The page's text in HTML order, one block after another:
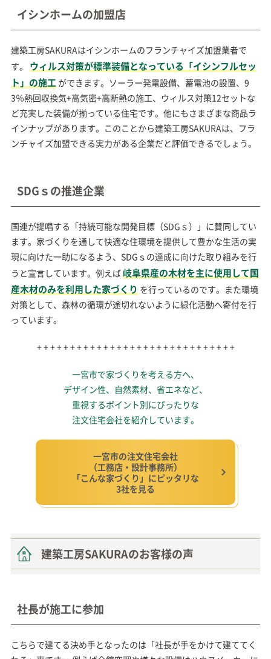
イシンホームの加盟店
建築工房SAKURAはイシンホームのフランチャイズ加盟業者で
す。
ウィルス対策が標準装備となっている「イシンフルセッ
ト」の施工 ができます。ソーラー発電設備、蓄電池の設置、9
3％熱回収換気+高気密+高断熱の施工、ウィルス対策12セットな
ど充実した装備が揃っている住宅です。他にもさまざまな商品ラ
インナップがあります。このことから建築工房SAKURAは、フラ
ンチャイズ加盟できる実力がある企業だと評価できるでしょう。
SDGｓの推進企業
国連が提唱する「持続可能な開発目標（SDGｓ）」に賛同してい
ます。家づくりを通して快適な住環境を提供して豊かな生活の実
現に向けた一助になるよう、SDGｓの達成に向けた取り組みを行
うと宣言しています。例えば 岐阜県産の木材を主に使用して国
産木材のみを利用した家づくり を行っているのです。また環境
対策として、森林の循環が途切れないように緑化活動へ寄付を行
っています。
+ + + + + + + + + + + + + + + + + + + + + + + + + + + + + +
一宮市で家づくりを考える方へ、
デザイン性、自然素材、省エネなど、
重視するポイント別にぴったりな
注文住宅会社を紹介しています。
一宮市の注文住宅会社
（工務店・設計事務所）
「こんな家づくり」にピッタリな
3社を見る
建築工房SAKURAのお客様の声
社長が施工に参加
こちらで建てる決め手となったのは「社長が手をかけて建ててく